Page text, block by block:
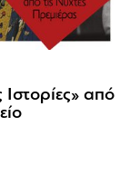
από